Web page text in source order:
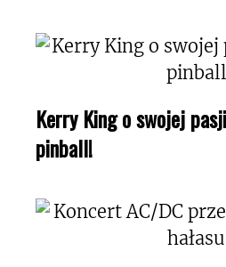
Kerry King o swojej
pinball!